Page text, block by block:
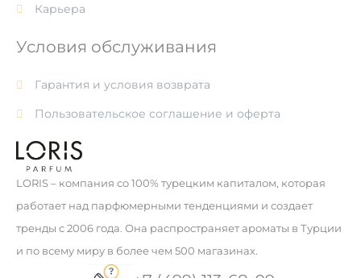
Карьера
Условия обслуживания
Гарантия и условия возврата
Пользовательское соглашение и оферта
LORIS – компания со 100% турецким капиталом, которая
работает над парфюмерными тенденциями и создает
тренды с 2006 года. Она распространяет ароматы в Турции
и по всему миру в более чем 500 магазинах.